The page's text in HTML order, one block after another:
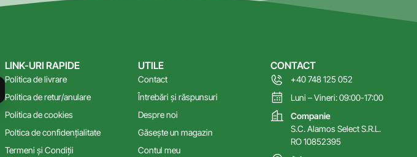
LINK-URI RAPIDE
Politica de livrare
Politica de retur/anulare
Politica de cookies
Poltica de confidențialitate
Termeni și Condiții
UTILE
Contact
Întrebări și răspunsuri
Despre noi
Găsește un magazin
Contul meu
CONTACT
+40 748 125 052
Luni – Vineri: 09:00-17:00
Companie
S.C. Alamos Select S.R.L.
RO 10852395